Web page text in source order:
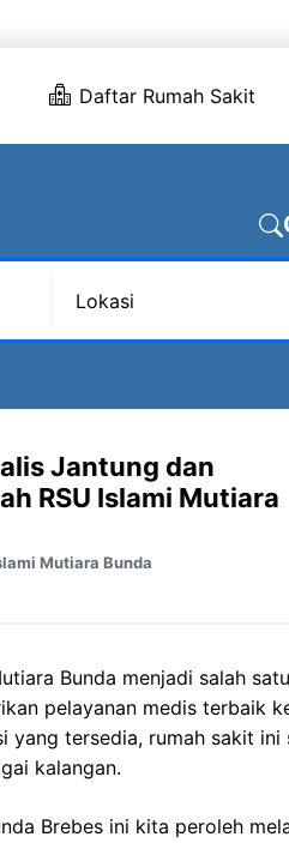
Daftar Rumah Sakit
Jantung dan
RSU Islami Mutiara
Mutiara Bunda
Bunda menjadi salah
pelayanan medis terbaik
yang tersedia, rumah sakit
kalangan.
Brebes ini kita peroleh